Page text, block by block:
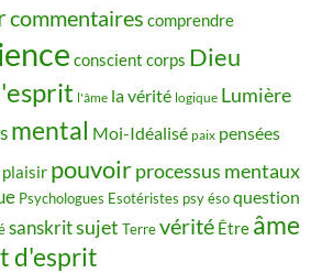
commentaires comprendre
conscient corps Dieu
l'âme la vérité logique Lumière
mental Moi-Idéalisé paix pensées
plaisir pouvoirprocessus mentaux
Psychologues Esotéristes psy ésoquestion
sanskritsujet Terrevérité Être âme
d'esprit